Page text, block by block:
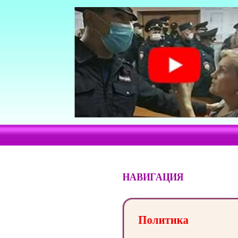
НАВИГАЦИЯ
Политика